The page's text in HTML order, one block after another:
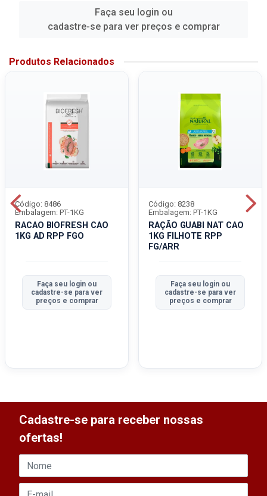
Faça seu login ou
cadastre-se para ver preços e comprar
Produtos Relacionados
RACAO BIOFRESH CAO
1KG AD RPP FGO
Código: 8486
Embalagem: PT-1KG
Faça seu login ou
cadastre-se para ver
preços e comprar
RAÇÃO GUABI NAT CAO
1KG FILHOTE RPP
FG/ARR
Código: 8238
Embalagem: PT-1KG
Faça seu login ou
cadastre-se para ver
preços e comprar
Cadastre-se para receber nossas
ofertas!